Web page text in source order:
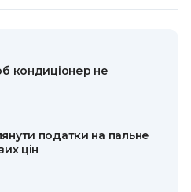
кондиціонер не
податки на пальне
цін